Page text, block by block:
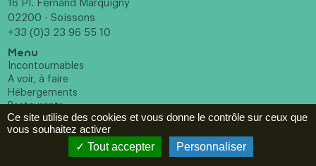
16 Pl. Fernand Marquigny
02200 - Soissons
+33 (0)3 23 96 55 10
Menu
Incontournables
A voir, à faire
Hébergements
Restaurants
Agenda
ESPACE PRO
Ce site utilise des cookies et vous donne le contrôle sur ceux que
vous souhaitez activer
Tout accepter
Personnaliser